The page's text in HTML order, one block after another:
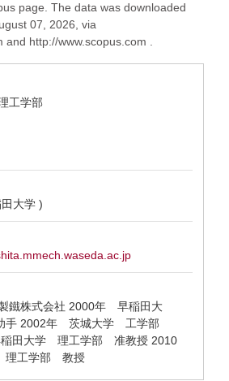
page. The data was downloaded
07, 2026, via
http://www.scopus.com .
工学部
大学 )
鐵株式会社 2000年 早稲田大
2002年 茨城大学 工学部
田大学 理工学部 准教授 2010
工学部 教授